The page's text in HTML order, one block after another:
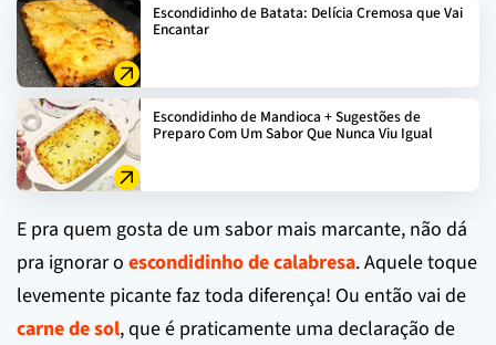
Escondidinho de Batata: Delícia Cremosa que Vai
Encantar
Escondidinho de Mandioca + Sugestões de
Preparo Com Um Sabor Que Nunca Viu Igual
E pra quem gosta de um sabor mais marcante, não dá
pra ignorar o escondidinho de calabresa. Aquele toque
levemente picante faz toda diferença! Ou então vai de
carne de sol, que é praticamente uma declaração de